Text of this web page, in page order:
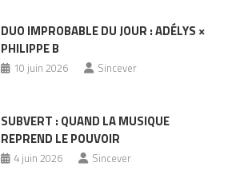
DUO IMPROBABLE DU JOUR : ADÉLYS ×
PHILIPPE B
10 juin 2026 Sincever
SUBVERT : QUAND LA MUSIQUE
REPREND LE POUVOIR
4 juin 2026 Sincever